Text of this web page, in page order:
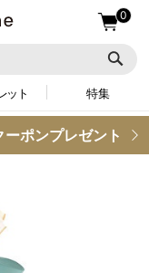
0
ット 特集
ポンプレゼント